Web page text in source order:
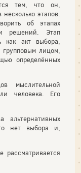
тем, что он,
этапов.
об этапах
решений. Этап
как акт выбора,
лицом,
определённых
мыслительной
человека. Его
альтернативных
нет выбора и,